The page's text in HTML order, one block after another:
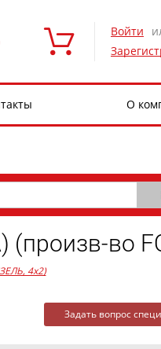
Войти
О
во
4x2)
Задать вопрос